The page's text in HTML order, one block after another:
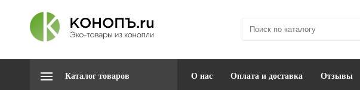
Каталог товаров О нас Оплата и доставка Отзывы